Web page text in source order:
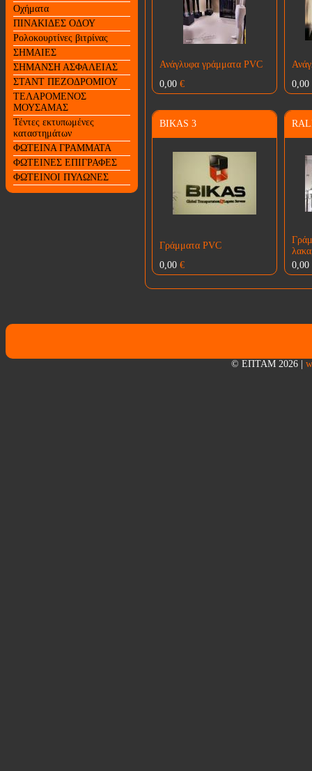
Οχήματα
ΠΙΝΑΚΙΔΕΣ ΟΔΟΥ
Ρολοκουρτίνες βιτρίνας
ΣΗΜΑΙΕΣ
ΣΗΜΑΝΣΗ ΑΣΦΑΛΕΙΑΣ
ΣΤΑΝΤ ΠΕΖΟΔΡΟΜΙΟΥ
ΤΕΛΑΡΟΜΕΝΟΣ
ΜΟΥΣΑΜΑΣ
Τέντες εκτυπωμένες
καταστημάτων
ΦΩΤΕΙΝΑ ΓΡΑΜΜΑΤΑ
ΦΩΤΕΙΝΕΣ ΕΠΙΓΡΑΦΕΣ
ΦΩΤΕΙΝΟΙ ΠΥΛΩΝΕΣ
Ανάγλυφα γράμματα PVC
0,00 €
0,00
BIKAS 3
Γράμματα PVC
0,00 €
0,00
© ΕΠΤΑΜ 2026 |